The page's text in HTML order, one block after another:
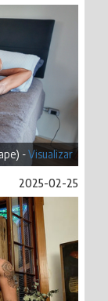
-Visualizar
2025-02-25